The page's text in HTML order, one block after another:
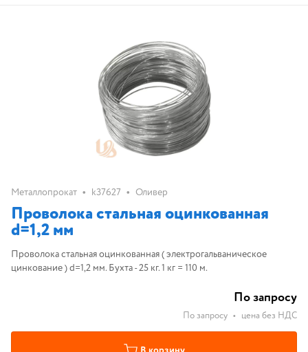
Металлопрокат • k37627 • Оливер
Проволока стальная оцинкованная
d=1,2 мм
Проволока стальная оцинкованная ( электрогальваническое
цинкование ) d=1,2 мм. Бухта - 25 кг. 1 кг = 110 м.
По запросу
По запросу • цена без НДС